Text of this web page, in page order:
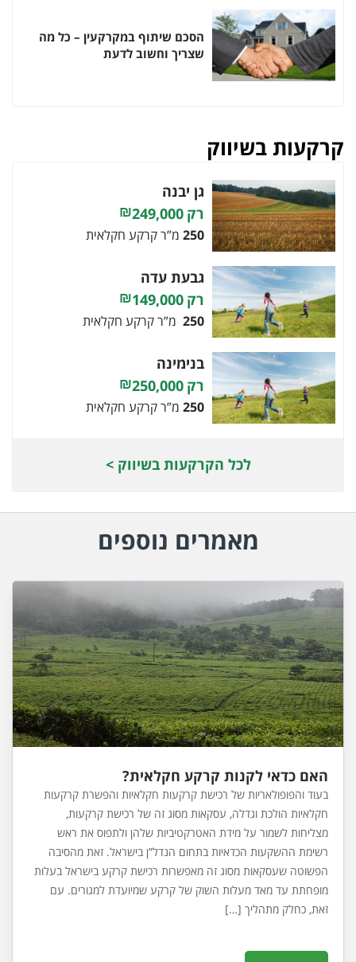
הסכם שיתוף במקרקעין – כל מה
שצריך וחשוב לדעת
קרקעות בשיווק
גן יבנה
249,000
250 מ”ר קרקע חקלאית
גבעת עדה
149,000
250 מ”ר קרקע חקלאית
בנימינה
250,000
250 מ”ר קרקע חקלאית
לכל הקרקעות בשיווק >
מאמרים נוספים
האם כדאי לקנות קרקע חקלאית?
בעוד והפופולאריות של רכישת קרקעות חקלאיות והפשרת קרקעות
חקלאיות הולכת וגדלה, עסקאות מסוג זה של רכישת קרקעות,
מצליחות לשמור על מידת האטרקטיביות שלהן ולתפוס את ראש
רשימת ההשקעות הכדאיות בתחום הנדל”ן בישראל. זאת מהסיבה
הפשוטה שעסקאות מסוג זה מאפשרות רכישת קרקע בישראל בעלות
מופחתת עד מאד מעלות השוק של קרקע שמיועדת למגורים. עם
זאת, כחלק מתהליך […]